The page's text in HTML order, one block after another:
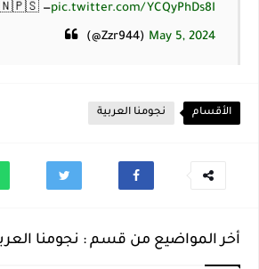
pic.twitter.com/YCQyPhDs8I
🇹🇳🇵🇸
(@Zzr944) May 5, 2024
الأقسام نجومنا العربية
أخر المواضيع من قسم : نجومنا